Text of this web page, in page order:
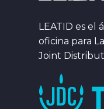
LEATID es el
oficina para
Joint